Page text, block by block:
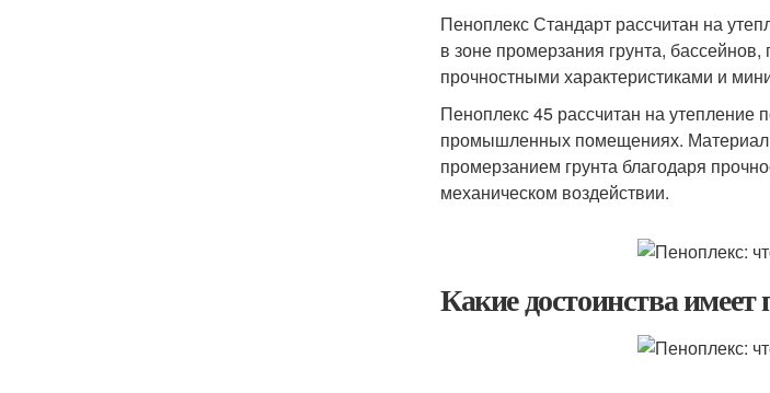
Пеноплекс Стандарт рассчитан на
в зоне промерзания грунта,
прочностными характеристиками и
Пеноплекс 45 рассчитан на
промышленных помещениях. Материал
промерзанием грунта благодаря
механическом воздействии.
Какие достоинства имеет